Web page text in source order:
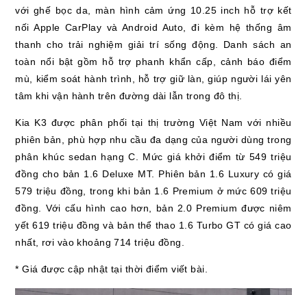
với ghế bọc da, màn hình cảm ứng 10.25 inch hỗ trợ kết
nối Apple CarPlay và Android Auto, đi kèm hệ thống âm
thanh cho trải nghiệm giải trí sống động. Danh sách an
toàn nổi bật gồm hỗ trợ phanh khẩn cấp, cảnh báo điểm
mù, kiểm soát hành trình, hỗ trợ giữ làn, giúp người lái yên
tâm khi vận hành trên đường dài lẫn trong đô thị.
Kia K3 được phân phối tại thị trường Việt Nam với nhiều
phiên bản, phù hợp nhu cầu đa dạng của người dùng trong
phân khúc sedan hạng C. Mức giá khởi điểm từ 549 triệu
đồng cho bản 1.6 Deluxe MT. Phiên bản 1.6 Luxury có giá
579 triệu đồng, trong khi bản 1.6 Premium ở mức 609 triệu
đồng. Với cấu hình cao hơn, bản 2.0 Premium được niêm
yết 619 triệu đồng và bản thể thao 1.6 Turbo GT có giá cao
nhất, rơi vào khoảng 714 triệu đồng.
* Giá được cập nhật tại thời điểm viết bài.